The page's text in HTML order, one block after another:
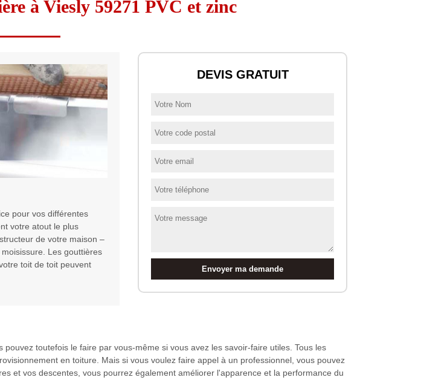
à Viesly 59271 PVC et zinc
pour vos différentes
votre atout le plus
de votre maison –
Les gouttières
toit de toit peuvent
DEVIS GRATUIT
toutefois le faire par vous-même si vous avez les savoir-faire utiles. Tous les
en toiture. Mais si vous voulez faire appel à un professionnel, vous pouvez
et vos descentes, vous pourrez également améliorer l'apparence et la performance du